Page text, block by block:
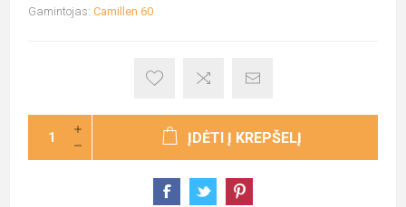
Gamintojas: Camillen 60
ĮDĖTI Į KREPŠELĮ